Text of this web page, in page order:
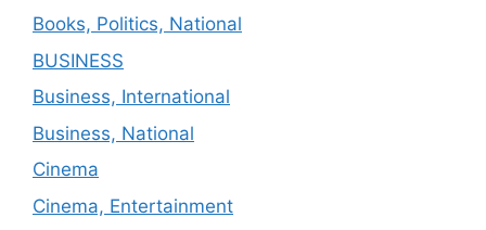
Books, Politics, National
BUSINESS
Business, International
Business, National
Cinema
Cinema, Entertainment